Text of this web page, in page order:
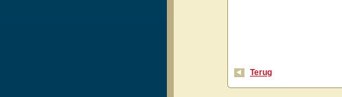
Terug